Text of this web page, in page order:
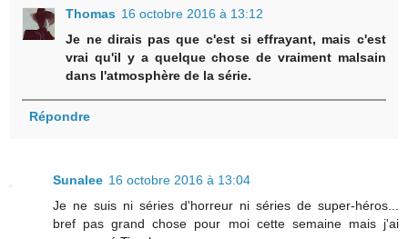
Thomas 16 octobre 2016 à 13:12
Je ne dirais pas que c'est si effrayant, mais c'est
vrai qu'il y a quelque chose de vraiment malsain
dans l'atmosphère de la série.
Répondre
Sunalee 16 octobre 2016 à 13:04
Je ne suis ni séries d'horreur ni séries de super-héros...
bref pas grand chose pour moi cette semaine mais j'ai